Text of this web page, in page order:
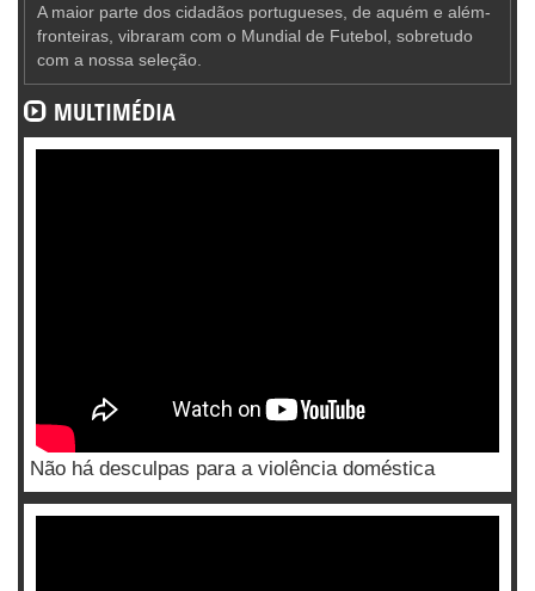
A maior parte dos cidadãos portugueses, de aquém e além-
fronteiras, vibraram com o Mundial de Futebol, sobretudo
com a nossa seleção.
MULTIMÉDIA
Não há desculpas para a violência doméstica